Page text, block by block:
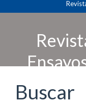
principal
principal
Barra
lateral
Buscar